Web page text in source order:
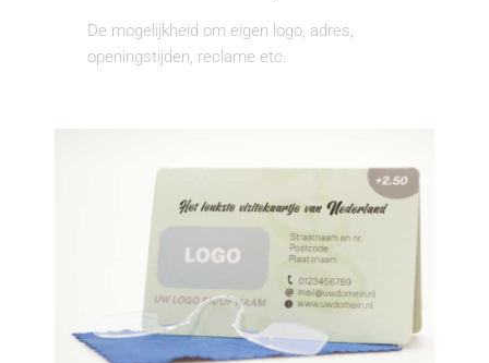
De mogelijkheid om eigen logo, adres,
openingstijden, reclame etc.